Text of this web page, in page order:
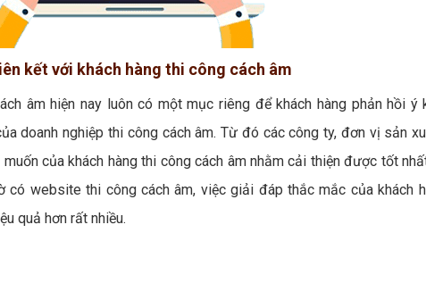
kết với khách hàng thi công cách âm
âm hiện nay luôn có một mục riêng để khách hàng phản hồi ý
doanh nghiệp thi công cách âm. Từ đó các công ty, đơn vị sản
của khách hàng thi công cách âm nhằm cải thiện được tốt
có website thi công cách âm, việc giải đáp thắc mắc của khách
quả hơn rất nhiều.